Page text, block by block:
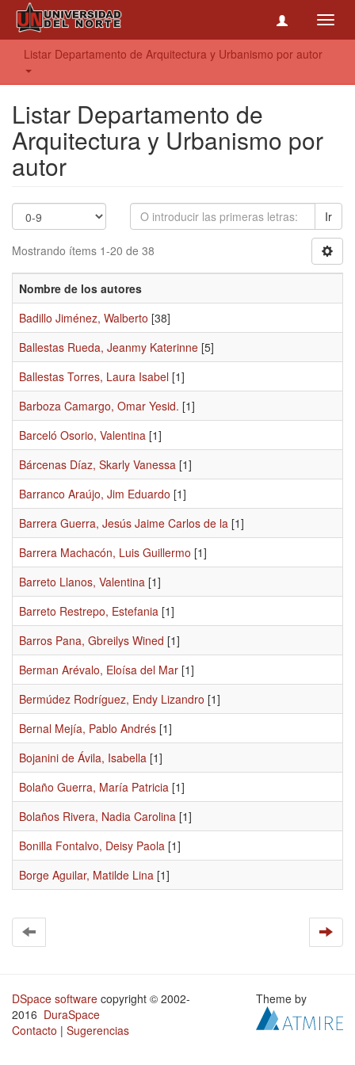
Listar Departamento de Arquitectura y Urbanismo por autor
Listar Departamento de
Arquitectura y Urbanismo por
autor
Ir
Mostrando ítems 1-20 de 38
Nombre de los autores
Badillo Jiménez, Walberto [38]
Ballestas Rueda, Jeanmy Katerinne [5]
Ballestas Torres, Laura Isabel [1]
Barboza Camargo, Omar Yesid. [1]
Barceló Osorio, Valentina [1]
Bárcenas Díaz, Skarly Vanessa [1]
Barranco Araújo, Jim Eduardo [1]
Barrera Guerra, Jesús Jaime Carlos de la [1]
Barrera Machacón, Luis Guillermo [1]
Barreto Llanos, Valentina [1]
Barreto Restrepo, Estefania [1]
Barros Pana, Gbreilys Wined [1]
Berman Arévalo, Eloísa del Mar [1]
Bermúdez Rodríguez, Endy Lizandro [1]
Bernal Mejía, Pablo Andrés [1]
Bojanini de Ávila, Isabella [1]
Bolaño Guerra, María Patricia [1]
Bolaños Rivera, Nadia Carolina [1]
Bonilla Fontalvo, Deisy Paola [1]
Borge Aguilar, Matilde Lina [1]
DSpace software copyright © 2002-
2016 DuraSpace
Contacto | Sugerencias
Theme by